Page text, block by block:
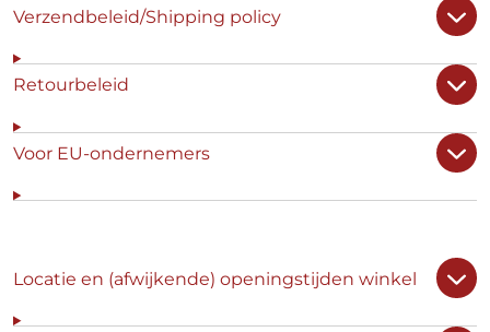
Verzendbeleid/Shipping policy
Retourbeleid
Voor EU-ondernemers
Locatie en (afwijkende) openingstijden winkel